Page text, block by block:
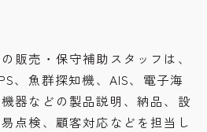
販売・保守補助スタッフは、
、魚群探知機、AIS、電子海
器などの製品説明、納品、設
点検、顧客対応などを担当し